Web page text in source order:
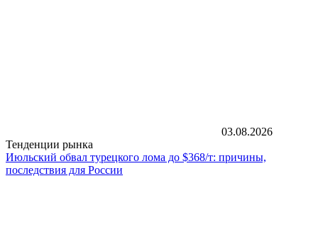
03.08.2026
Тенденции рынка
Июльский обвал турецкого лома до $368/т: причины,
последствия для России